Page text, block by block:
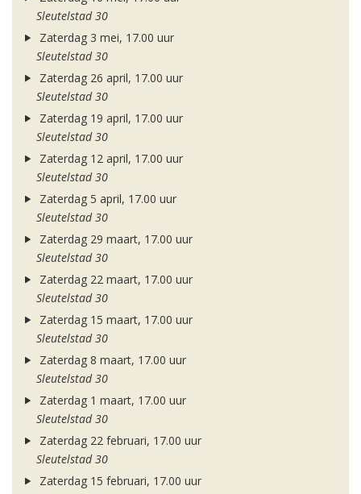
Sleutelstad 30
Zaterdag 3 mei, 17.00 uur
Sleutelstad 30
Zaterdag 26 april, 17.00 uur
Sleutelstad 30
Zaterdag 19 april, 17.00 uur
Sleutelstad 30
Zaterdag 12 april, 17.00 uur
Sleutelstad 30
Zaterdag 5 april, 17.00 uur
Sleutelstad 30
Zaterdag 29 maart, 17.00 uur
Sleutelstad 30
Zaterdag 22 maart, 17.00 uur
Sleutelstad 30
Zaterdag 15 maart, 17.00 uur
Sleutelstad 30
Zaterdag 8 maart, 17.00 uur
Sleutelstad 30
Zaterdag 1 maart, 17.00 uur
Sleutelstad 30
Zaterdag 22 februari, 17.00 uur
Sleutelstad 30
Zaterdag 15 februari, 17.00 uur